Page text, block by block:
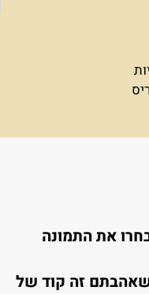
את התמונה
זה קוד של